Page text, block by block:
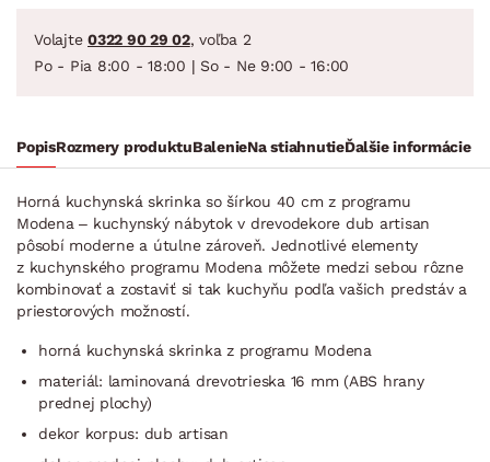
Volajte 0322 90 29 02, voľba 2
Po - Pia 8:00 - 18:00 | So - Ne 9:00 - 16:00
PopisRozmery produktuBalenieNa stiahnutieĎalšie informácie
Horná kuchynská skrinka so šírkou 40 cm z programu
Modena – kuchynský nábytok v drevodekore dub artisan
pôsobí moderne a útulne zároveň. Jednotlivé elementy
z kuchynského programu Modena môžete medzi sebou rôzne
kombinovať a zostaviť si tak kuchyňu podľa vašich predstáv a
priestorových možností.
horná kuchynská skrinka z programu Modena
materiál: laminovaná drevotrieska 16 mm (ABS hrany
prednej plochy)
dekor korpus: dub artisan